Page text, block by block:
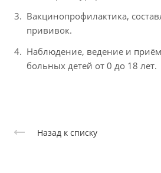
Вакцинопрофилактика,
прививок.
Наблюдение, ведение и
больных детей от 0 до 18 лет.
Назад к списку